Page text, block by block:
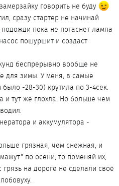
говорить не буду
сразу стартер не начинай
пока не погаснет лампа
пошуршит и создаст
беспрерывно вообще не
для зимы. У меня, в самые
-28-30) крутила по 3-4сек.
и тут же глохла. Но больше чем
и аккумулятора -
грязная, чем снежная, и
по осени, то поменяй их,
на дороге не сделали своё